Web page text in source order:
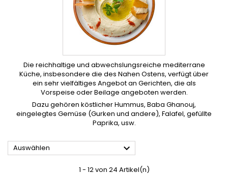
Die reichhaltige und abwechslungsreiche mediterrane
Küche, insbesondere die des Nahen Ostens, verfügt über
ein sehr vielfältiges Angebot an Gerichten, die als
Vorspeise oder Beilage angeboten werden.
Dazu gehören köstlicher Hummus, Baba Ghanouj,
eingelegtes Gemüse (Gurken und andere), Falafel, gefüllte
Paprika, usw.
Auswählen 
1 - 12 von 24 Artikel(n)